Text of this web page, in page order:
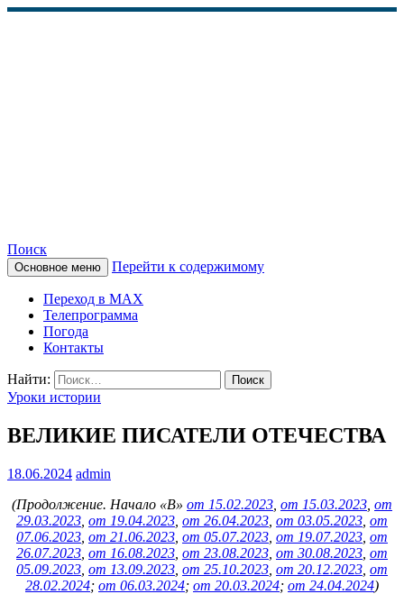
КАМЧАТСКОЕ
ИНФОРМАЦИОННОЕ
АГЕНТСТВО (КИА
«ВЕСТИ»)
Поиск
Основное меню Перейти к содержимому
Переход в MAX
Телепрограмма
Погода
Контакты
Найти:
Уроки истории
ВЕЛИКИЕ ПИСАТЕЛИ ОТЕЧЕСТВА
18.06.2024 admin
(Продолжение. Начало «В» от 15.02.2023 от 15.03.2023 от
29.03.2023 от 19.04.2023 от 26.04.2023 от 03.05.2023 от
07.06.2023 от 21.06.2023 от 05.07.2023 от 19.07.2023 от
26.07.2023 от 16.08.2023 от 23.08.2023 от 30.08.2023 от
05.09.2023 от 13.09.2023 от 25.10.2023 от 20.12.2023 от
28.02.2024; от 06.03.2024; от 20.03.2024; от 24.04.2024)